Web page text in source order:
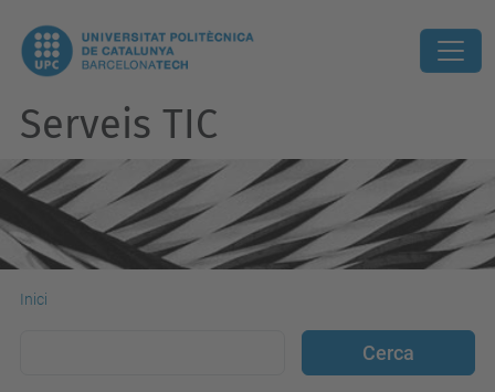
Serveis TIC
Inici